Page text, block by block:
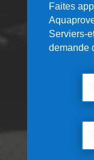
Faites
Serviers-
demande